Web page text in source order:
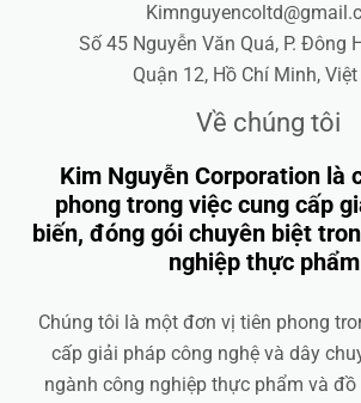
Số 45 Nguyễn Văn Quá, P. Đông
Quận 12, Hồ Chí Minh,
Về chúng tôi
Kim Nguyễn Corporation là
phong trong việc cung cấp
biến, đóng gói chuyên biệt
nghiệp thực
Chúng tôi là một đơn vị tiên phong
cấp giải pháp công nghệ và dây
ngành công nghiệp thực phẩm và đồ